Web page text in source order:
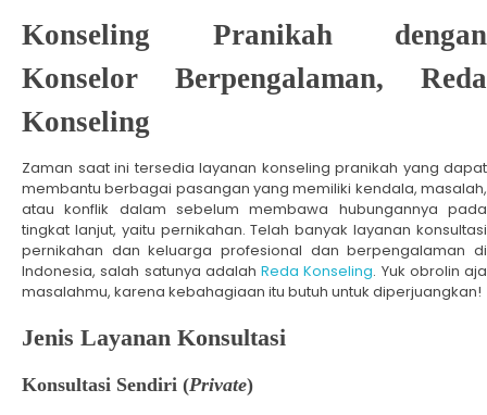
Konseling Pranikah dengan
Konselor Berpengalaman, Reda
Konseling
Zaman saat ini tersedia layanan konseling pranikah yang dapat
membantu berbagai pasangan yang memiliki kendala, masalah,
atau konflik dalam sebelum membawa hubungannya pada
tingkat lanjut, yaitu pernikahan. Telah banyak layanan konsultasi
pernikahan dan keluarga profesional dan berpengalaman di
Indonesia, salah satunya adalah Reda Konseling. Yuk obrolin aja
masalahmu, karena kebahagiaan itu butuh untuk diperjuangkan!
Jenis Layanan Konsultasi
Konsultasi Sendiri (Private)